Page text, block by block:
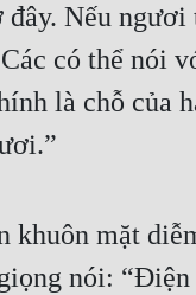
đây. Nếu
có thể nói
là chỗ của
khuôn mặt
nói: “Điện